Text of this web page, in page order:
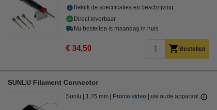
Bekijk de specificaties en beschrijving
Direct leverbaar
Nu bestellen is maandag in huis
€ 34,50 Bestellen
SUNLU Filament Connector
Sunlu 1,75 mm Promo video uw oude apparaat